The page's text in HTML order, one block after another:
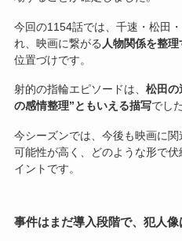
今回の1154話では、千速・松田
れ、映画に繋がる 人物関係を整理
位置づけです。
射的の指輪エピソードは、 松田の
の感情整理”ともいえる描写でした
今シーズンでは、今後も映画に
可能性が高く、どのような形で
イントです。
事件はまだ導入段階で、犯人